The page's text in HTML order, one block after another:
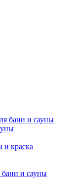
бани и сауны
и краска
бани и сауны